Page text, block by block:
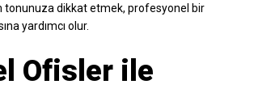
tonunuza dikkat etmek, profesyonel bir
yardımcı olur.
Ofisler ile